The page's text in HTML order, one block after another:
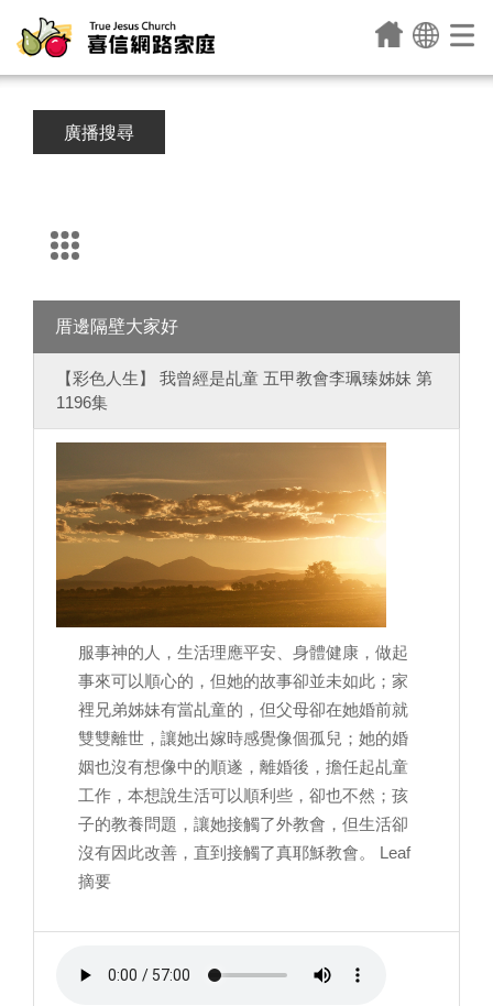
廣播搜尋
厝邊隔壁大家好
【彩色人生】 我曾經是乩童 五甲教會李珮臻姊妹 第
1196集
服事神的人，生活理應平安、身體健康，做起
事來可以順心的，但她的故事卻並未如此；家
裡兄弟姊妹有當乩童的，但父母卻在她婚前就
雙雙離世，讓她出嫁時感覺像個孤兒；她的婚
姻也沒有想像中的順遂，離婚後，擔任起乩童
工作，本想說生活可以順利些，卻也不然；孩
子的教養問題，讓她接觸了外教會，但生活卻
沒有因此改善，直到接觸了真耶穌教會。 Leaf
摘要